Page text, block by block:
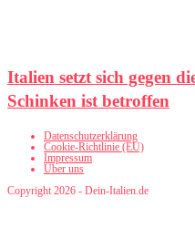
Italien setzt sich gegen
Schinken ist betroffen
Datenschutzerklärung
Cookie-Richtlinie (EU)
Impressum
Über uns
Copyright 2026 - Dein-Italien.de